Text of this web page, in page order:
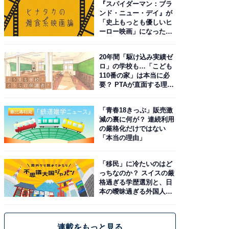
『スパイダーマン：ブラ
ンド・ニュー・デイ』が
「史上もっとも優しいヒ
ーロー映画」になった理
20年間「駆け込み実績ゼ
ロ」の学校も…「こども
110番の家」は本当に必
要？ PTAが直面する理想
「青春18きっぷ」販売激
減の裏に何が？ 連続利用
の厳格化だけではない
「本当の理由」
「移民」に冷たいのはど
っちなのか？ スイスの厳
格過ぎる学歴選別と、日
本の曖昧過ぎる外国人政
連載をもっと見る